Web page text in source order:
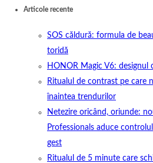
Articole recente
SOS căldură: formula de
toridă
HONOR Magic V6: designul
Ritualul de contrast pe care
înaintea trendurilor
Netezire oricând, oriunde:
Professionals aduce
gest
Ritualul de 5 minute care